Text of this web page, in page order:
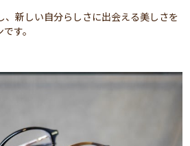
、新しい自分らしさに出会える美しさを
す。